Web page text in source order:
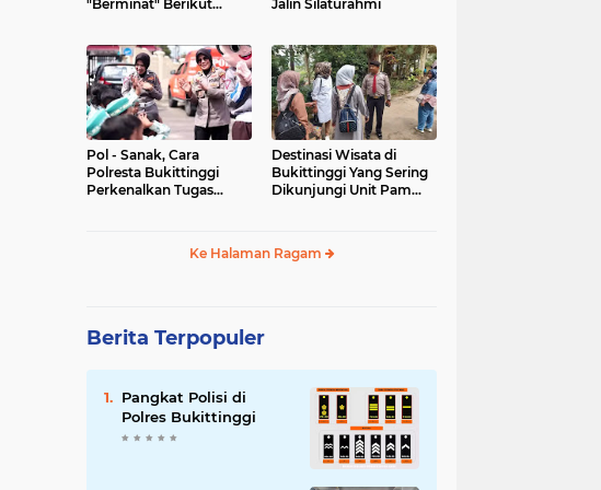
"Berminat" Berikut
Jalin Silaturahmi
Pol - Sanak, Cara
Polresta Bukittinggi
Perkenalkan Tugas
Destinasi Wisata di
Bukittinggi Yang Sering
Dikunjungi Unit Pam
Ke Halaman Ragam
Berita Terpopuler
Pangkat Polisi di
Polres Bukittinggi